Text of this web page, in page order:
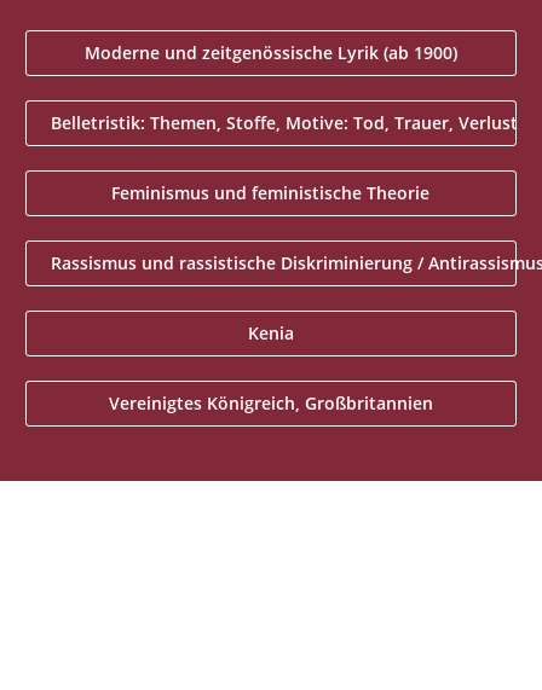
Moderne und zeitgenössische Lyrik (ab 1900)
Belletristik: Themen, Stoffe, Motive: Tod, Trauer, Verlust
Feminismus und feministische Theorie
Rassismus und rassistische Diskriminierung /
Kenia
Vereinigtes Königreich, Großbritannien